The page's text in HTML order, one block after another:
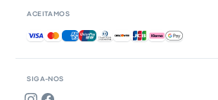
SIGA-NOS
ACEITAMOS
Pagamentos aceites